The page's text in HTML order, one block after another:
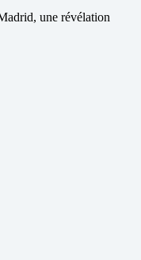
une révélation